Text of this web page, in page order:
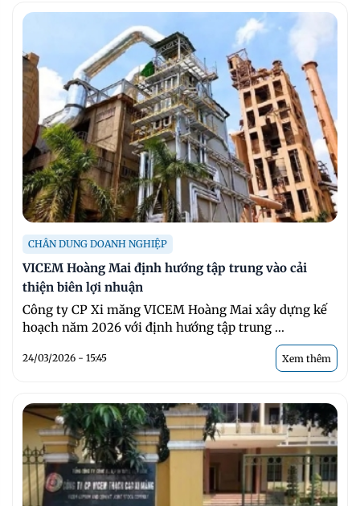
CHÂN DUNG DOANH NGHIỆP
VICEM Hoàng Mai định hướng tập trung vào cải
thiện biên lợi nhuận
Công ty CP Xi măng VICEM Hoàng Mai xây dựng kế
hoạch năm 2026 với định hướng tập trung ...
24/03/2026 - 15:45 Xem thêm